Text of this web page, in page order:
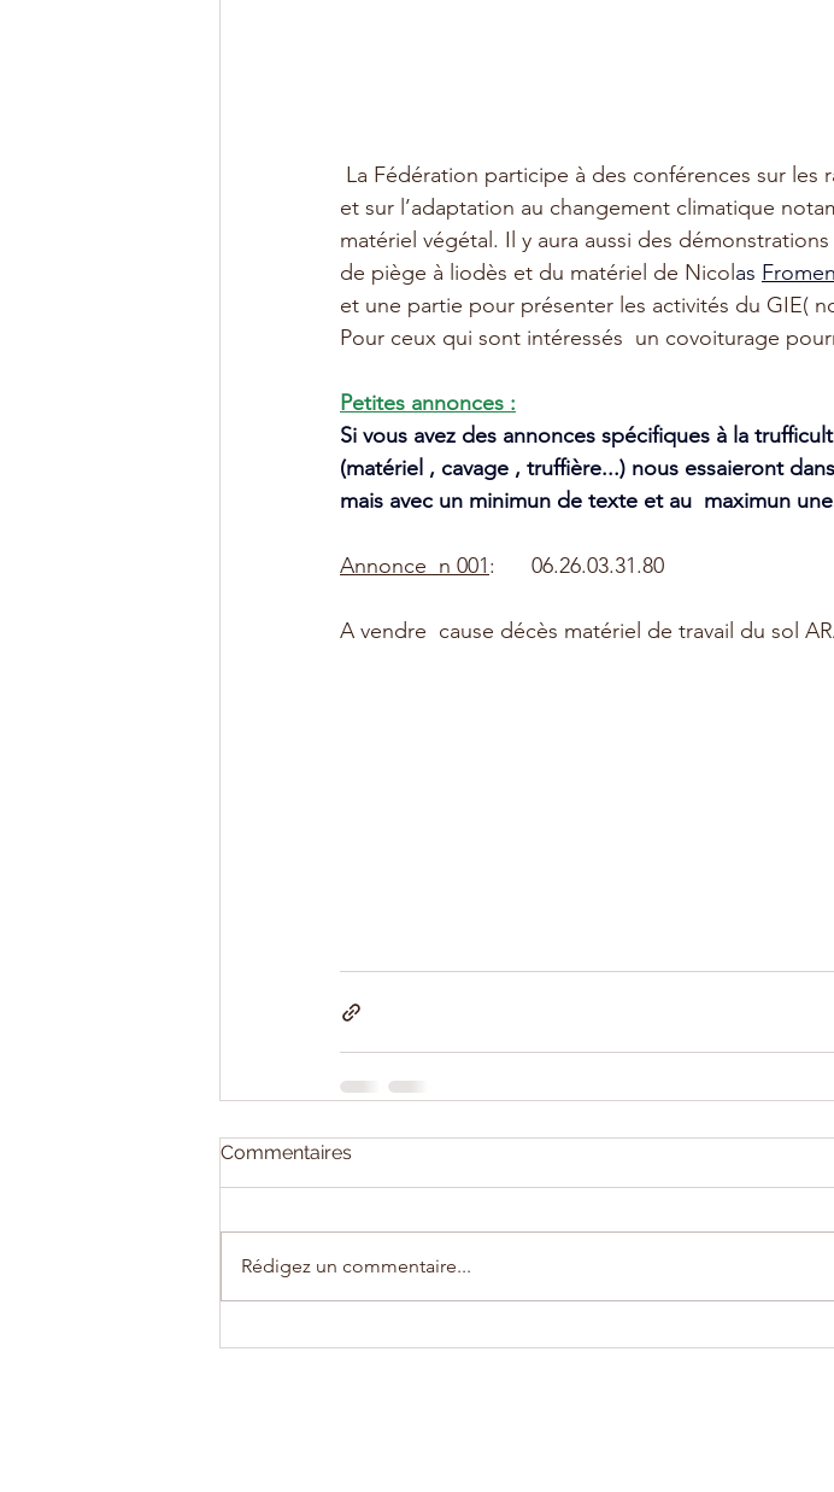
La Fédération participe à des conférences sur les
et sur l’adaptation au changement climatique
matériel végétal. Il y aura aussi des
de piège à liodès et du matériel de Nicol as
et une partie pour présenter les activités du GIE(
Pour ceux qui sont intéressés  un covoiturage
Petites annonces :
Si vous avez des annonces spécifiques à la
(matériel , cavage , truffière...) nous essaieront
mais avec un minimun de texte et au  maximun
Annonce  n 001:      06.26.03.31.80
A vendre  cause décès matériel de travail du sol
Commentaires
Rédigez un commentaire...